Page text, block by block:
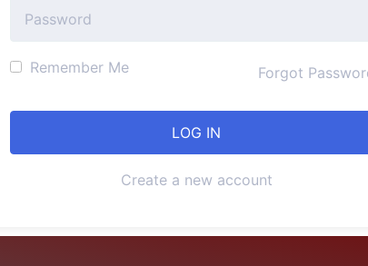
Remember Me Forgot
Create a new account